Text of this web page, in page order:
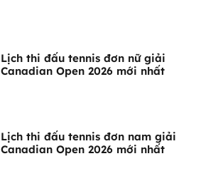
Lịch thi đấu tennis đơn nữ giải
Canadian Open 2026 mới nhất
Lịch thi đấu tennis đơn nam giải
Canadian Open 2026 mới nhất